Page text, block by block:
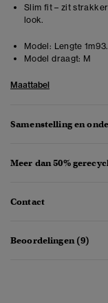
Slim fit – zit
look.
Model: Lengte
Model draagt: M
Maattabel
Samenstelling en
Meer dan 50%
Contact
Beoordelingen (9)